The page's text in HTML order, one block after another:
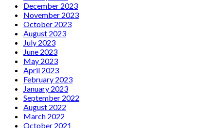
December 2023
November 2023
October 2023
August 2023
July 2023
June 2023
May 2023
April 2023
February 2023
January 2023
September 2022
August 2022
March 2022
October 2021